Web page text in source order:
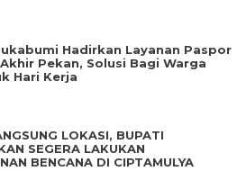
Hadirkan Layanan Paspor
Pekan, Solusi Bagi Warga
Hari Kerja
LOKASI, BUPATI
SEGERA LAKUKAN
BENCANA DI CIPTAMULYA